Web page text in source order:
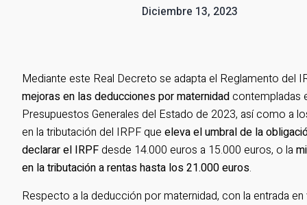
Diciembre 13, 2023
Mediante este Real Decreto se adapta el Reglamento del
mejoras en las deducciones por maternidadcontempladas
Presupuestos Generales del Estado de 2023, así como a
en la tributación del IRPF que eleva el umbral de la
declarar el IRPFdesde 14.000 euros a 15.000 euros, o la
en la tributación a rentas hasta los 21.000 euros.
Respecto a la deducción por maternidad, con la entrada